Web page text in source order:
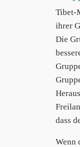
Tibet-
ihrer
Die
dass
Wenn